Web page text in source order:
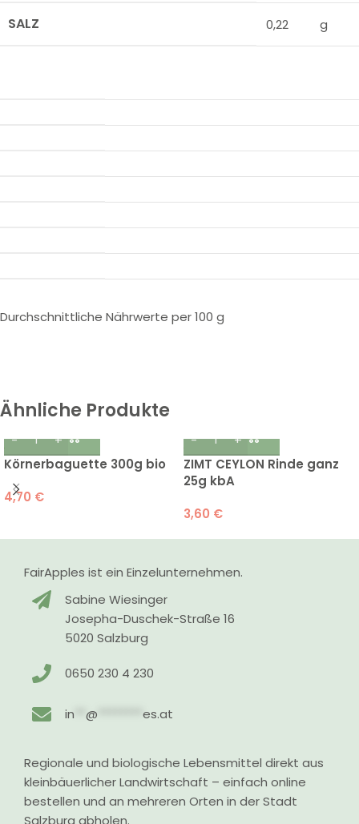
SALZ 0,22 g
Durchschnittliche Nährwerte per 100 g
Ähnliche Produkte
Körnerbaguette 300g bio
4,70 €
ZIMT CEYLON Rinde ganz
25g kbA
3,60 €
FairApples ist ein Einzelunternehmen.
Sabine Wiesinger
Josepha-Duschek-Straße 16
5020 Salzburg
0650 230 4 230
in **@ ********es.at
Regionale und biologische Lebensmittel direkt aus
kleinbäuerlicher Landwirtschaft – einfach online
bestellen und an mehreren Orten in der Stadt
Salzburg abholen.